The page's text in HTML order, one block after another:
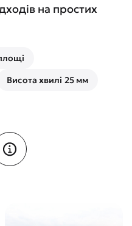
на простих
Висота хвилі 25 мм